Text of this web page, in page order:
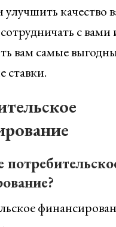
качество
с вами
вам самые
ставки.